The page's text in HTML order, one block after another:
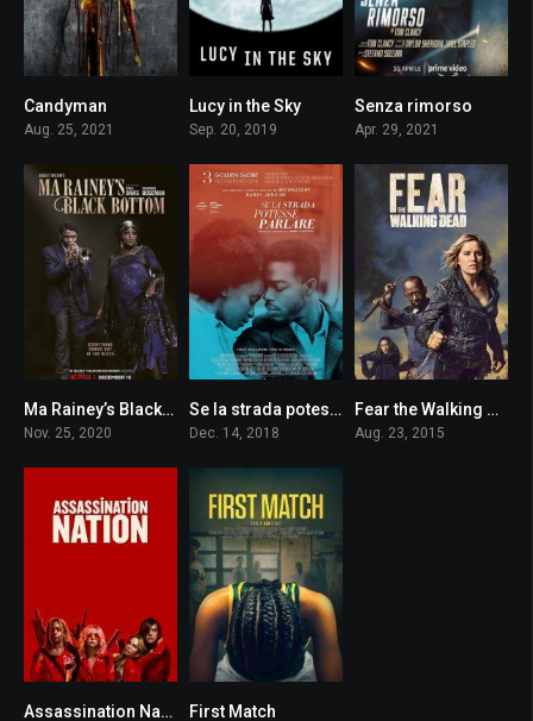
Candyman
Aug. 25, 2021
Lucy in the Sky
Sep. 20, 2019
Senza rimorso
Apr. 29, 2021
7.2Ma Rainey’s Black Bottom
Nov. 25, 2020
7.3Se la strada potesse parlare
Dec. 14, 2018
7.5
Fear the Walking Dead
Aug. 23, 2015
5.9Assassination Nation First Match